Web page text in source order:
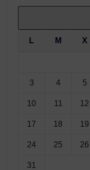
L M X
3 4 5
10 11 12
17 18 19
24 25 26
31